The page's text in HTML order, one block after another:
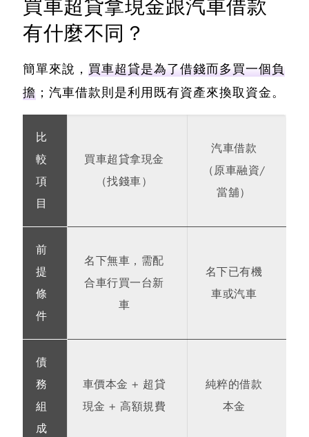
買車超貸拿現金跟汽車借款
有什麼不同？
簡單來說， 買車超貸是為了借錢而多買一個負
擔 ；汽車借款則是利用既有資產來換取資金。
比
較
項
目
買車超貸拿現金
（找錢車）
汽車借款
（原車融資/
當舖）
前
提
條
件
名下無車，需配
合車行買一台新
車
名下已有機
車或汽車
債
務
組
成
車價本金 + 超貸
現金 + 高額規費
純粹的借款
本金